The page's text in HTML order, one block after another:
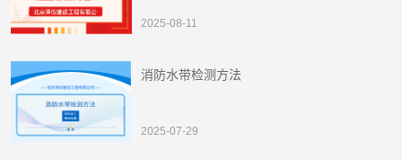
2025-08-11
消防水带检测方法
2025-07-29